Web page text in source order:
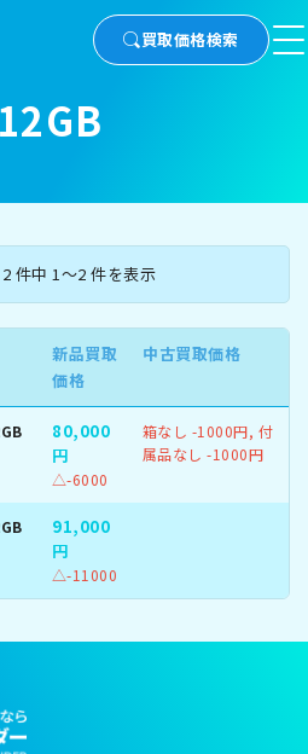
買取価格検索
512GB
件中 1～2 件を表示
新品買取
価格
中古買取価格
80,000
円
△-6000
箱なし -1000円, 付
属品なし -1000円
91,000
円
△-11000